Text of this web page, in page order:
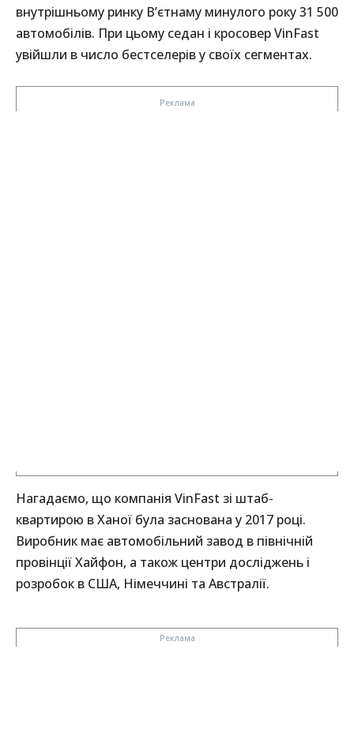
внутрішньому ринку В’єтнаму минулого року 31 500
автомобілів. При цьому седан і кросовер VinFast
увійшли в число бестселерів у своїх сегментах.
Нагадаємо, що компанія VinFast зі штаб-
квартирою в Ханої була заснована у 2017 році.
Виробник має автомобільний завод в північній
провінції Хайфон, а також центри досліджень і
розробок в США, Німеччині та Австралії.